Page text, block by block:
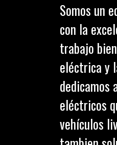
Somos un
con la
trabajo
eléctrica y
dedicamos
eléctricos
vehículos